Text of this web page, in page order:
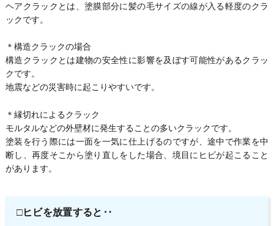
ヘアクラックとは、塗膜部分に髪の毛サイズの線が入る軽度のクラ
ックです。
＊構造クラックの場合
構造クラックとは建物の安全性に影響を及ぼす可能性があるクラッ
クです。
地震などの災害時に起こりやすいです。
＊縁切れによるクラック
モルタルなどの外壁材に発生することの多いクラックです。
塗装を行う際には一面を一気に仕上げるのですが、途中で作業を中
断し、再度そこから塗り直しをした場合、境目にヒビが起こること
があります。
□ヒビを放置すると‥